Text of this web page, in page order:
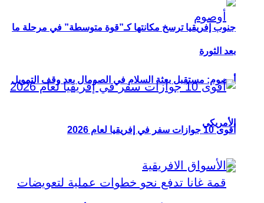
أوصوم: مستقبل بعثة السلام في الصومال بعد وقف التمويل
الأمريكي
جنوب إفريقيا ترسخ مكانتها كـ”قوة متوسطة” في مرحلة ما
بعد الثورة
أقوى 10 جوازات سفر في إفريقيا لعام 2026